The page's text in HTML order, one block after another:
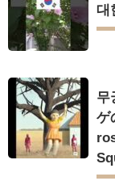
대
무
ゲ